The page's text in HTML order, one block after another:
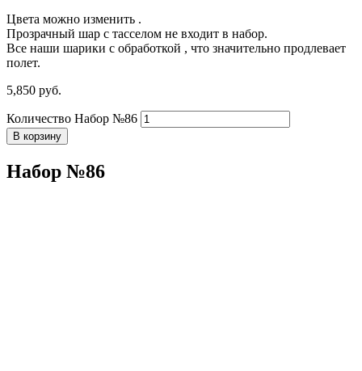
Цвета можно изменить .
Прозрачный шар с тасселом не входит в набор.
Все наши шарики с обработкой , что значительно продлевает
полет.
5,850 руб.
Количество Набор №86
В корзину
Набор №86